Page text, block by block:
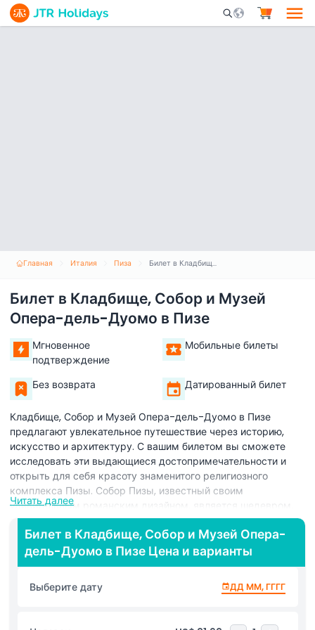
Mobile Search
Главная Италия Пиза Билет в Кладбище, Собор и Музей Опера-дель-Дуомо в Пизе
Билет в Кладбище, Собор и Музей
Опера-дель-Дуомо в Пизе
Мгновенное
подтверждение
Мобильные билеты
Без возврата Датированный билет
Кладбище, Собор и Музей Опера-дель-Дуомо в Пизе
предлагают увлекательное путешествие через историю,
искусство и архитектуру. С вашим билетом вы сможете
исследовать эти выдающиеся достопримечательности и
открыть для себя красоту знаменитого религиозного
комплекса Пизы. Собор Пизы, известный своим
удивительным романским дизайном, является шедевром,
наполненным замысловатыми резными элементами,
красивыми фресками и впечатляющими скульптурами.
Внутри посетители могут полюбоваться величественными
мраморными колоннами, грандиозным потолком и
потрясающими произведениями искусства, отражающими
столетия истории. Кладбище, также известное как
место с древними могилами, изумительными фресками и
Читать далее
Билет в Кладбище, Собор и Музей Опера-
дель-Дуомо в Пизе Цена и варианты
Выберите дату ДД ММ, ГГГГ